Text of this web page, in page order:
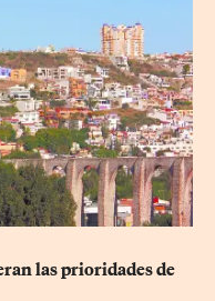
las prioridades de